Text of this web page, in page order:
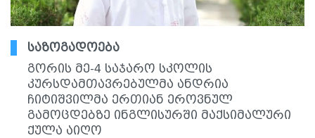
საზოგადოება
გორის მე-4 საჯარო სკოლის
კურსდამთავრებულმა ანდრია
ჩიტიშვილმა ერთიან ეროვნულ
გამოცდებზე ინგლისურში მაქსიმალური
ქულა აიღო